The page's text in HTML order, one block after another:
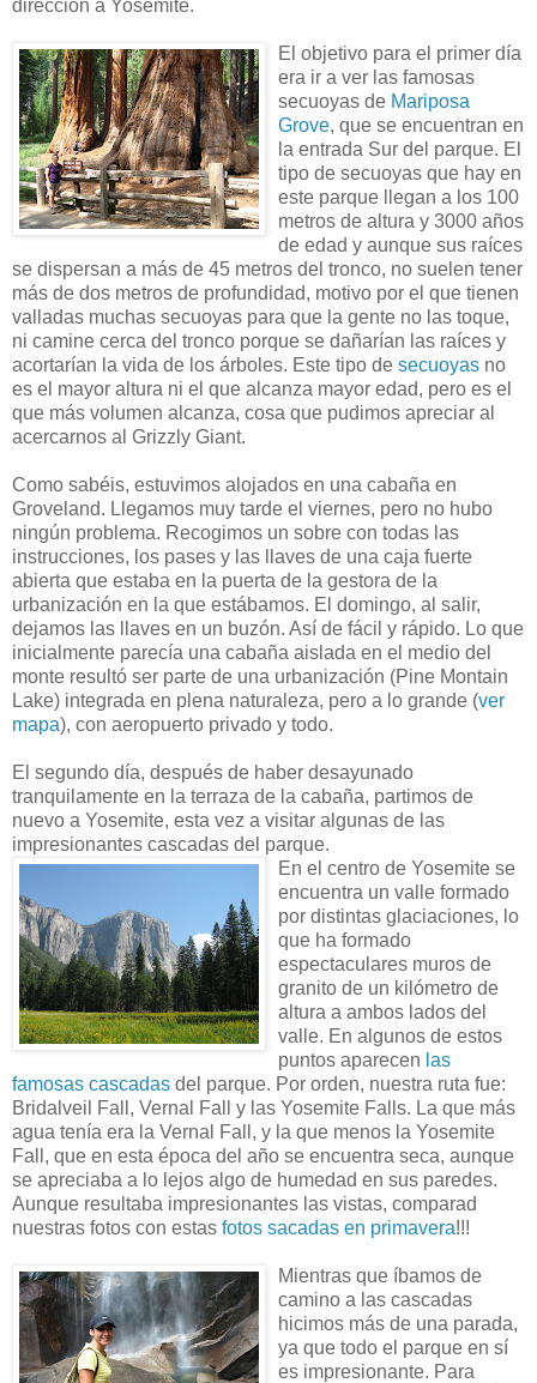
dirección a Yosemite.
El objetivo para el primer día
era ir a ver las famosas
secuoyas de Mariposa
Grove, que se encuentran en
la entrada Sur del parque. El
tipo de secuoyas que hay en
este parque llegan a los 100
metros de altura y 3000 años
de edad y aunque sus raíces
se dispersan a más de 45 metros del tronco, no suelen tener
más de dos metros de profundidad, motivo por el que tienen
valladas muchas secuoyas para que la gente no las toque,
ni camine cerca del tronco porque se dañarían las raíces y
acortarían la vida de los árboles. Este tipo de secuoyas no
es el mayor altura ni el que alcanza mayor edad, pero es el
que más volumen alcanza, cosa que pudimos apreciar al
acercarnos al Grizzly Giant.
Como sabéis, estuvimos alojados en una cabaña en
Groveland. Llegamos muy tarde el viernes, pero no hubo
ningún problema. Recogimos un sobre con todas las
instrucciones, los pases y las llaves de una caja fuerte
abierta que estaba en la puerta de la gestora de la
urbanización en la que estábamos. El domingo, al salir,
dejamos las llaves en un buzón. Así de fácil y rápido. Lo que
inicialmente parecía una cabaña aislada en el medio del
monte resultó ser parte de una urbanización (Pine Montain
Lake) integrada en plena naturaleza, pero a lo grande (ver
mapa), con aeropuerto privado y todo.
El segundo día, después de haber desayunado
tranquilamente en la terraza de la cabaña, partimos de
nuevo a Yosemite, esta vez a visitar algunas de las
impresionantes cascadas del parque.
En el centro de Yosemite se
encuentra un valle formado
por distintas glaciaciones, lo
que ha formado
espectaculares muros de
granito de un kilómetro de
altura a ambos lados del
valle. En algunos de estos
puntos aparecen las
famosas cascadas del parque. Por orden, nuestra ruta fue:
Bridalveil Fall, Vernal Fall y las Yosemite Falls. La que más
agua tenía era la Vernal Fall, y la que menos la Yosemite
Fall, que en esta época del año se encuentra seca, aunque
se apreciaba a lo lejos algo de humedad en sus paredes.
Aunque resultaba impresionantes las vistas, comparad
nuestras fotos con estas fotos sacadas en primavera!!!
Mientras que íbamos de
camino a las cascadas
hicimos más de una parada,
ya que todo el parque en sí
es impresionante. Para